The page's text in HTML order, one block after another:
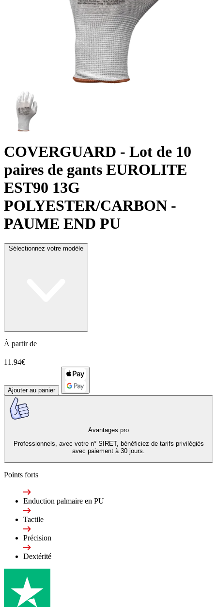
COVERGUARD - Lot de 10
paires de gants EUROLITE
EST90 13G
POLYESTER/CARBON -
PAUME END PU
Sélectionnez votre modèle
À partir de
11.94€
Ajouter au panier
Avantages pro
Professionnels, avec votre n° SIRET, bénéficiez de tarifs privilégiés
avec paiement à 30 jours.
Points forts
Enduction palmaire en PU
Tactile
Précision
Dextérité